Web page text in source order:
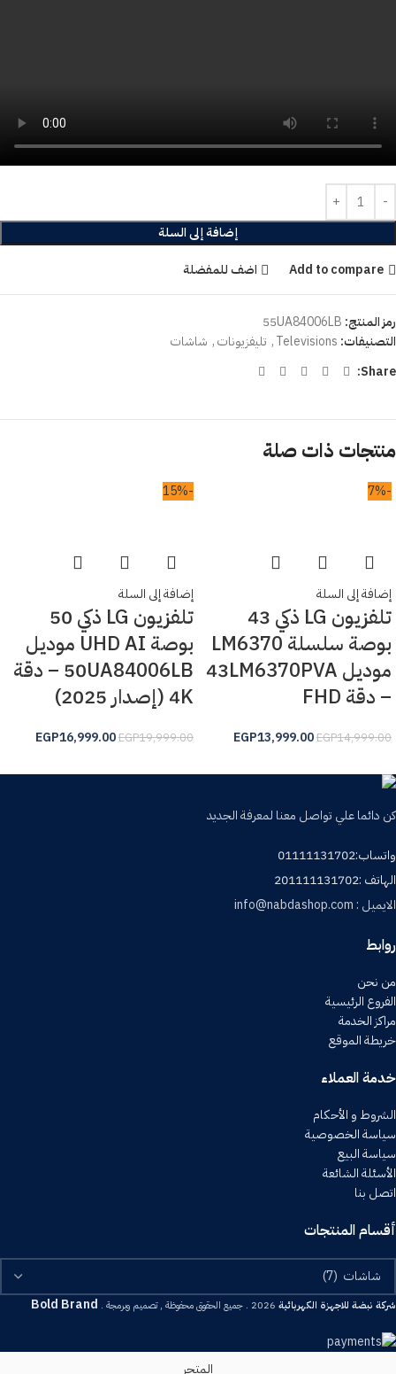
إضافة إلى السلة
Add to compare
اضف للمفضلة
رمز المنتج: 55UA84006LB
التصنيفات: Televisions
, تليفزيونات, شاشات
Share:
منتجات ذات صلة
-7%
إضافة إلى السلة
تلفزيون LG ذكي 43
بوصة سلسلة LM6370
موديل 43LM6370PVA
– دقة FHD
EGP14,999.00
EGP13,999.00
-15%
إضافة إلى السلة
تلفزيون LG ذكي 50
بوصة UHD AI موديل
50UA84006LB – دقة
4K (إصدار 2025)
EGP19,999.00
EGP16,999.00
كن دائما علي تواصل معنا لمعرفة الجديد
واتساب:01111131702
الهاتف :201111131702
الايميل : info@nabdashop.com
روابط
من نحن
الفروع الرئيسية
مراكز الخدمة
خريطة الموقع
خدمة العملاء
الشروط و الأحكام
سياسة الخصوصية
سياسة البيع
الأسئلة الشائعة
اتصل بنا
أقسام المنتجات
شركة نبضة للاجهزة الكهربائية 2026 . جميع الحقوق محفوظة , تصميم وبرمجة . Bold Brand
المتجر